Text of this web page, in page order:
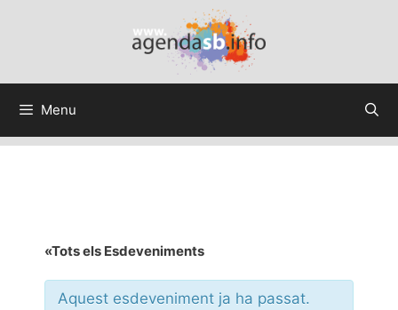
Menu
«Tots els Esdeveniments
Aquest esdeveniment ja ha passat.